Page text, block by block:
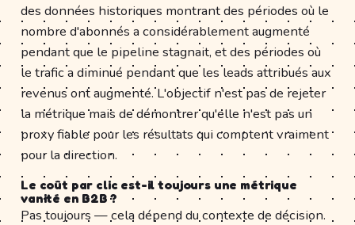
des données historiques montrant des périodes où le
nombre d'abonnés a considérablement augmenté
pendant que le pipeline stagnait, et des périodes où
le trafic a diminué pendant que les leads attribués aux
revenus ont augmenté. L'objectif n'est pas de rejeter
la métrique mais de démontrer qu'elle n'est pas un
proxy fiable pour les résultats qui comptent vraiment
pour la direction.
Le coût par clic est-il toujours une métrique
vanité en B2B ?
Pas toujours — cela dépend du contexte de décision.